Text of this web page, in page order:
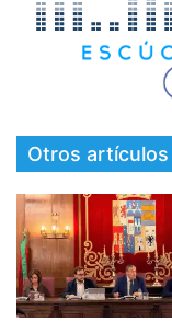
Otros artículos